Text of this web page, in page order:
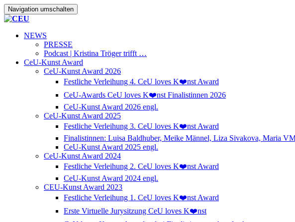
Navigation umschalten
NEWS
PRESSE
Podcast | Kristina Tröger trifft …
CeU-Kunst Award
CeU-Kunst Award 2026
Festliche Verleihung 4. CeU loves K❤️nst Award
CeU-Awards CeU loves K❤️nst Finalistinnen 2026
CeU-Kunst Award 2026 engl.
CeU-Kunst Award 2025
Festliche Verleihung 3. CeU loves K❤️nst Award
Finalistinnen: Luisa Baldhuber, Meike Männel, Liza Sivakova, Maria
CeU-Kunst Award 2025 engl.
CeU-Kunst Award 2024
Festliche Verleihung 2. CeU loves K❤️nst Award
CeU-Kunst Award 2024 engl.
CEU-Kunst Award 2023
Festliche Verleihung 1. CeU loves K❤️nst Award
Erste Virtuelle Jurysitzung CeU loves K❤️nst